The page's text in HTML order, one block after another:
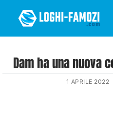
Dam ha una nuova
1 APRILE 2022